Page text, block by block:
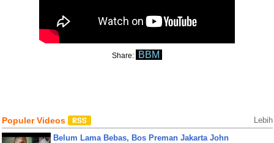
Share: BBM
Populer Videos Lebih
Belum Lama Bebas, Bos Preman Jakarta John